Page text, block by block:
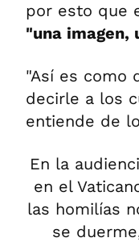
por esto que
"una imagen,
"Así es como
decirle a los
entiende de
En la
en el
las homilías
se